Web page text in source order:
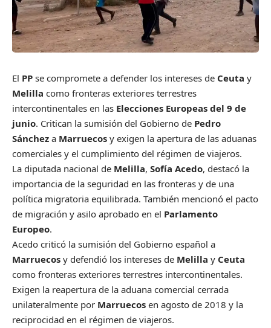
El PP se compromete a defender los intereses de Ceuta y
Melilla como fronteras exteriores terrestres
intercontinentales en las Elecciones Europeas del 9 de
junio. Critican la sumisión del Gobierno de Pedro
Sánchez a Marruecos y exigen la apertura de las aduanas
comerciales y el cumplimiento del régimen de viajeros.
La diputada nacional de Melilla, Sofía Acedo, destacó la
importancia de la seguridad en las fronteras y de una
política migratoria equilibrada. También mencionó el pacto
de migración y asilo aprobado en el Parlamento
Europeo.
Acedo criticó la sumisión del Gobierno español a
Marruecos y defendió los intereses de Melilla y Ceuta
como fronteras exteriores terrestres intercontinentales.
Exigen la reapertura de la aduana comercial cerrada
unilateralmente por Marruecos en agosto de 2018 y la
reciprocidad en el régimen de viajeros.